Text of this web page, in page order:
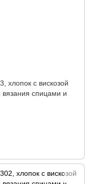
хлопок с вискозой
вязания спицами и